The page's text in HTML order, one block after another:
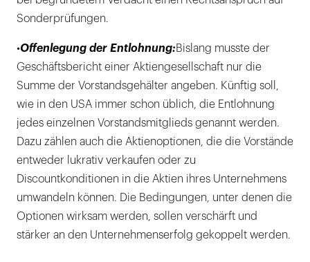
Sonderprüfungen.
•Offenlegung der Entlohnung:Bislang musste der
Geschäftsbericht einer Aktiengesellschaft nur die
Summe der Vorstandsgehälter angeben. Künftig soll,
wie in den USA immer schon üblich, die Entlohnung
jedes einzelnen Vorstandsmitglieds genannt werden.
Dazu zählen auch die Aktienoptionen, die die Vorstände
entweder lukrativ verkaufen oder zu
Discountkonditionen in die Aktien ihres Unternehmens
umwandeln können. Die Bedingungen, unter denen die
Optionen wirksam werden, sollen verschärft und
stärker an den Unternehmenserfolg gekoppelt werden.